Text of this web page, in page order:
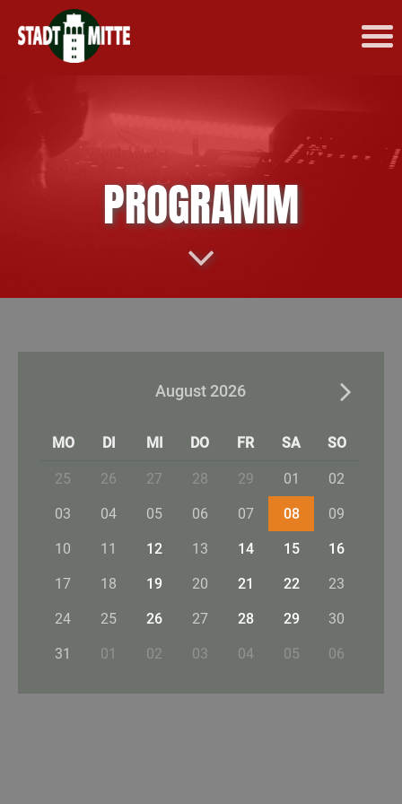
PROGRAMM
August 2026
MO DI MI DO FR SA SO
25 26 27 28 29 01 02
03 04 05 06 07 08 09
10 11 12 13 14 15 16
17 18 19 20 21 22 23
24 25 26 27 28 29 30
31 01 02 03 04 05 06